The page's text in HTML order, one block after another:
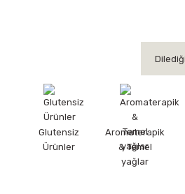
Glutensiz
Ürünler
Aromaterapik
& Temel
yağlar